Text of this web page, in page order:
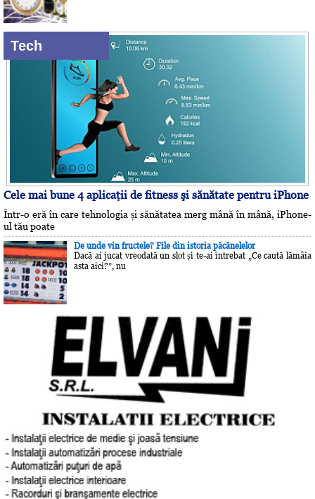
Tech
Cele mai bune 4 aplicaţii de fitness şi sănătate pentru iPhone
Într-o eră în care tehnologia și sănătatea merg mână în mână, iPhone-
ul tău poate
De unde vin fructele? File din istoria păcănelelor
Dacă ai jucat vreodată un slot și te-ai întrebat „Ce caută lămâia
asta aici?”, nu